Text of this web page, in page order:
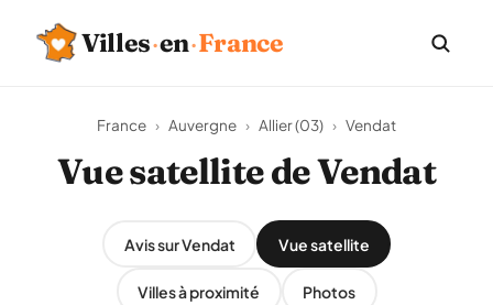
Villes·en·France
France › Auvergne › Allier (03) › Vendat
Vue satellite de Vendat
Avis sur Vendat Vue satellite
Villes à proximité Photos